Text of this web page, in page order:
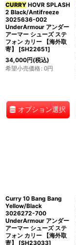
CURRY HOVR SPLASH
2 Black/Antifreeze
3025636-002
UnderArmour アンダー
アーマー シューズ ステ
フォン カリー 【海外取
寄】
[SH22651]
34,000円(税込)
希望小売価格: 0円
オプション選択
Curry 10 Bang Bang
Yellow/Black
3026272-700
UnderArmour アンダー
アーマー シューズ ステ
フォン カリー 【海外取
寄】
[SH23033]